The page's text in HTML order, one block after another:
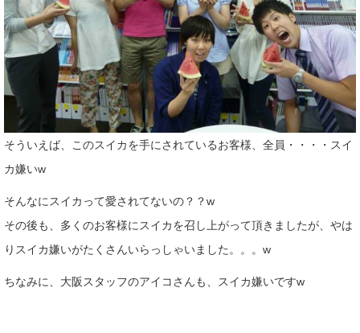
そういえば、このスイカを手にされているお客様、全員・・・・スイ
カ嫌いw
そんなにスイカって愛されてないの？？w
その後も、多くのお客様にスイカを召し上がって頂きましたが、やは
りスイカ嫌いがたくさんいらっしゃいました。。。w
ちなみに、大阪スタッフのアイコさんも、スイカ嫌いですw